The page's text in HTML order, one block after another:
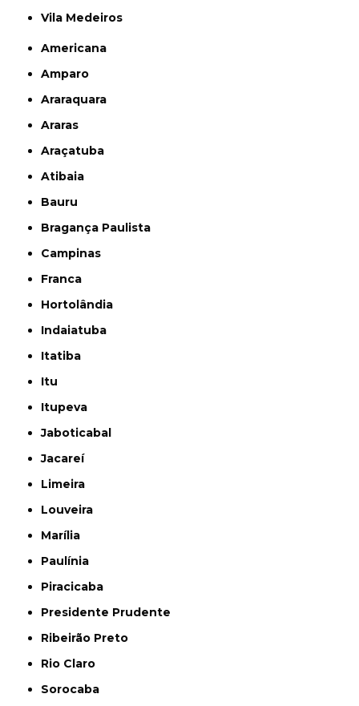
Vila Medeiros
Americana
Amparo
Araraquara
Araras
Araçatuba
Atibaia
Bauru
Bragança Paulista
Campinas
Franca
Hortolândia
Indaiatuba
Itatiba
Itu
Itupeva
Jaboticabal
Jacareí
Limeira
Louveira
Marília
Paulínia
Piracicaba
Presidente Prudente
Ribeirão Preto
Rio Claro
Sorocaba